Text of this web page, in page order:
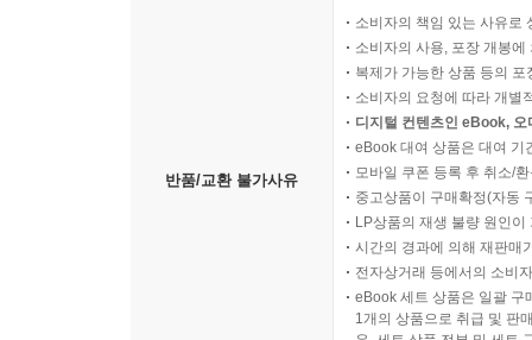
반품/교환 불가사유
소비자의 책임 있는 사유로
소비자의 사용, 포장 개봉
복제가 가능한 상품 등의
소비자의 요청에 따라 개별
디지털 컨텐츠인 eBook,
eBook 대여 상품은 대여 기
모바일 쿠폰 등록 후 취소/
중고상품이 구매확정(자동
LP상품의 재생 불량 원인
시간의 경과에 의해 재판매
전자상거래 등에서의 소비
eBook 세트 상품은 일괄 구
1개의 상품으로 취급 및 판